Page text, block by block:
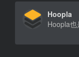
Hoopla
Hoopla